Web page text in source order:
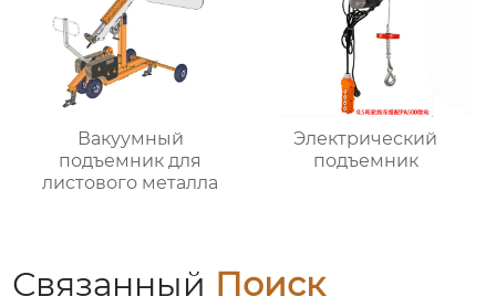
Вакуумный
подъемник для
листового металла
Электрический
подъемник
Связанный Поиск